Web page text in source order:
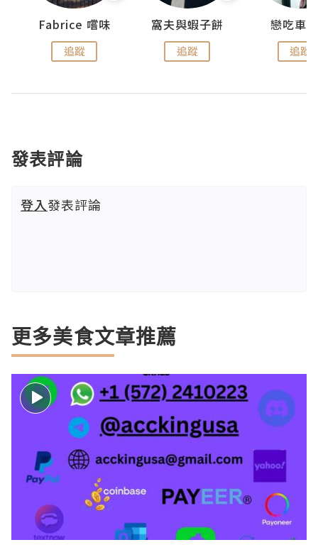
Fabrice 嚐味
追蹤
窩夫與蝦子餅
追蹤
戀吃車
追蹤
發表評論
登入發表評論
更多美食文章推薦